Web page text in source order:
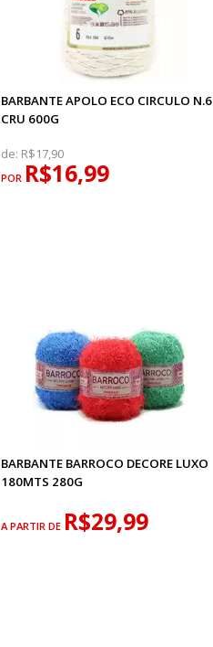
BARBANTE APOLO ECO CIRCULO N.6
CRU 600G
de: R$17,90
POR R$16,99
BARBANTE BARROCO DECORE LUXO
180MTS 280G
A PARTIR DE R$29,99